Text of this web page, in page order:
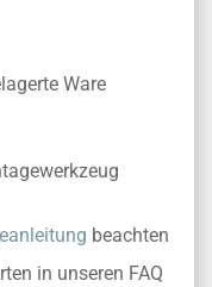
Ware
beachten
in unseren FAQ